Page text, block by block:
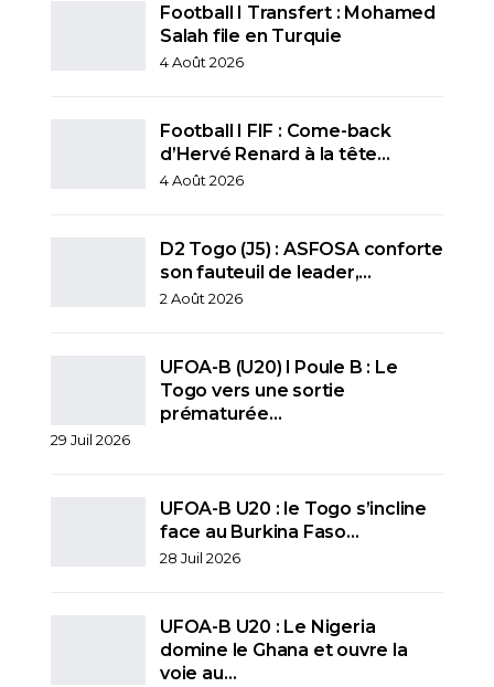
Football I Transfert : Mohamed
Salah file en Turquie
4 Août 2026
Football I FIF : Come-back
d’Hervé Renard à la tête…
4 Août 2026
D2 Togo (J5) : ASFOSA conforte
son fauteuil de leader,…
2 Août 2026
UFOA-B (U20) l Poule B : Le
Togo vers une sortie
prématurée…
29 Juil 2026
UFOA-B U20 : le Togo s’incline
face au Burkina Faso…
28 Juil 2026
UFOA-B U20 : Le Nigeria
domine le Ghana et ouvre la
voie au…